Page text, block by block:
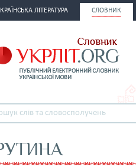
ЛІТЕРАТУРА СЛОВНИК